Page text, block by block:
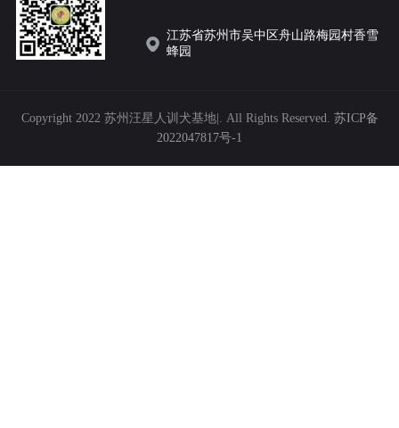
江苏省苏州市吴中区舟山路梅园村香雪
蜂园
Copyright 2022 苏州汪星人训犬基地|. All Rights Reserved. 苏ICP备
2022047817号-1